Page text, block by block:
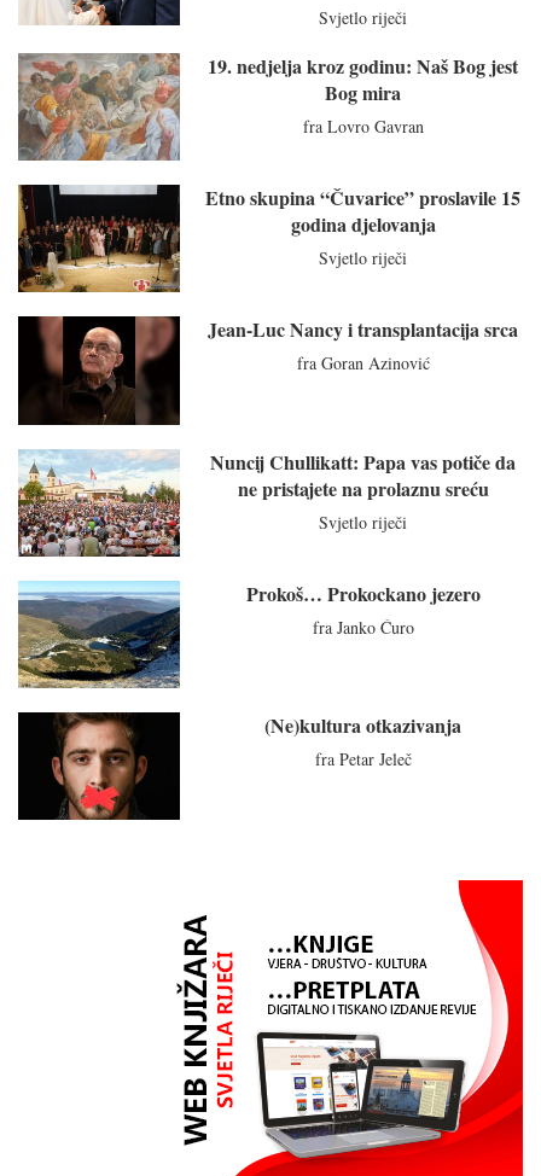
Svjetlo riječi
19. nedjelja kroz godinu: Naš Bog jest
Bog mira
fra Lovro Gavran
Etno skupina “Čuvarice” proslavile 15
godina djelovanja
Svjetlo riječi
Jean-Luc Nancy i transplantacija srca
fra Goran Azinović
Nuncij Chullikatt: Papa vas potiče da
ne pristajete na prolaznu sreću
Svjetlo riječi
Prokoš… Prokockano jezero
fra Janko Ćuro
(Ne)kultura otkazivanja
fra Petar Jeleč